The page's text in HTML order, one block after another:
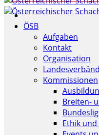
ÖSB
Aufgaben
Kontakt
Organisation
Kommissionen
Breiten-
Ethik und